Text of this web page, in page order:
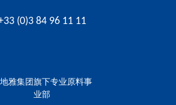
(0)3 84 96 11 11
雅集团旗下专业原料事
业部